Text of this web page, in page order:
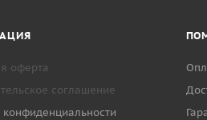
оферта
соглашение
конфиденциальности